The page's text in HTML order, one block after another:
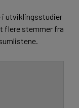
i utviklingsstudier
flere stemmer fra